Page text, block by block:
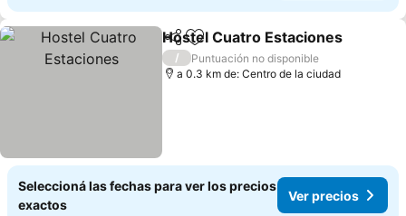
CompartirAñadir a favoritos
Hostel Cuatro Estaciones
/
Puntuación no disponible
a 0.3 km de: Centro de la ciudad
Seleccioná las fechas para ver los precios
exactos
Ver precios